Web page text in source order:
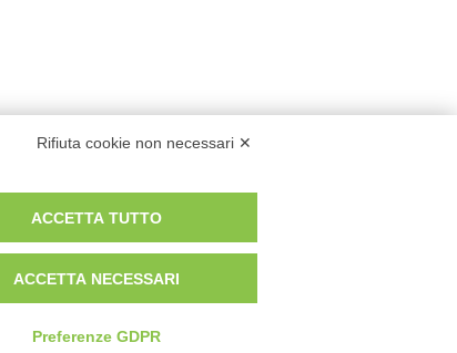
Rifiuta cookie non necessari ✕
ACCETTA TUTTO
ACCETTA NECESSARI
Preferenze GDPR